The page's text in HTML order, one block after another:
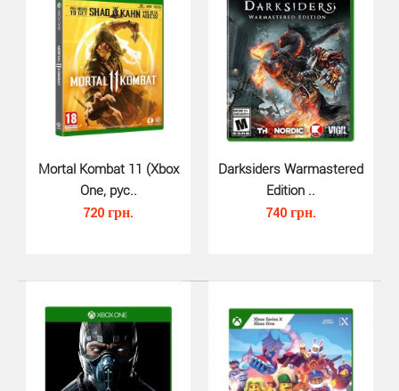
Gotham Knights (Xbox Series X, ..
490 грн.
Mortal Kombat 11 (Xbox
One, рус..
720 грн.
Darksiders Warmastered
Edition ..
740 грн.